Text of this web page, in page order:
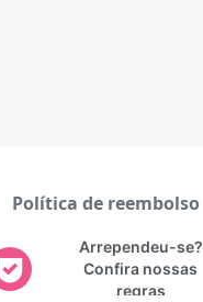
Política de reembolso
Arrependeu-se?
Confira nossas
regras